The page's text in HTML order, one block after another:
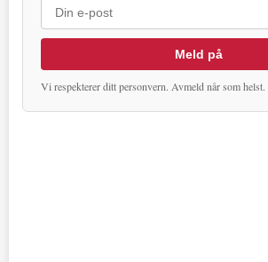
Meld på
Vi respekterer ditt personvern. Avmeld når som helst.